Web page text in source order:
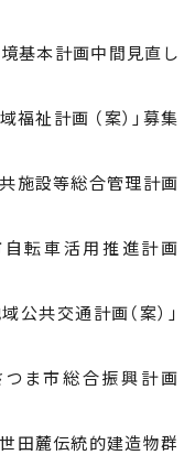
境基本計画中間見直し
福祉計画 （案）」募集
共施設等総合管理計画
自転車活用推進計画
公共交通計画（案）」
つま市総合振興計画
世田麓伝統的建造物群